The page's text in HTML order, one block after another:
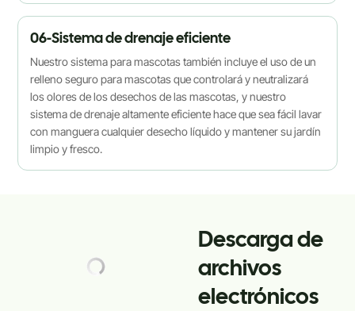
06-Sistema de drenaje eficiente
Nuestro sistema para mascotas también incluye el uso de un
relleno seguro para mascotas que controlará y neutralizará
los olores de los desechos de las mascotas, y nuestro
sistema de drenaje altamente eficiente hace que sea fácil lavar
con manguera cualquier desecho líquido y mantener su jardín
limpio y fresco.
Descarga de
archivos
electrónicos